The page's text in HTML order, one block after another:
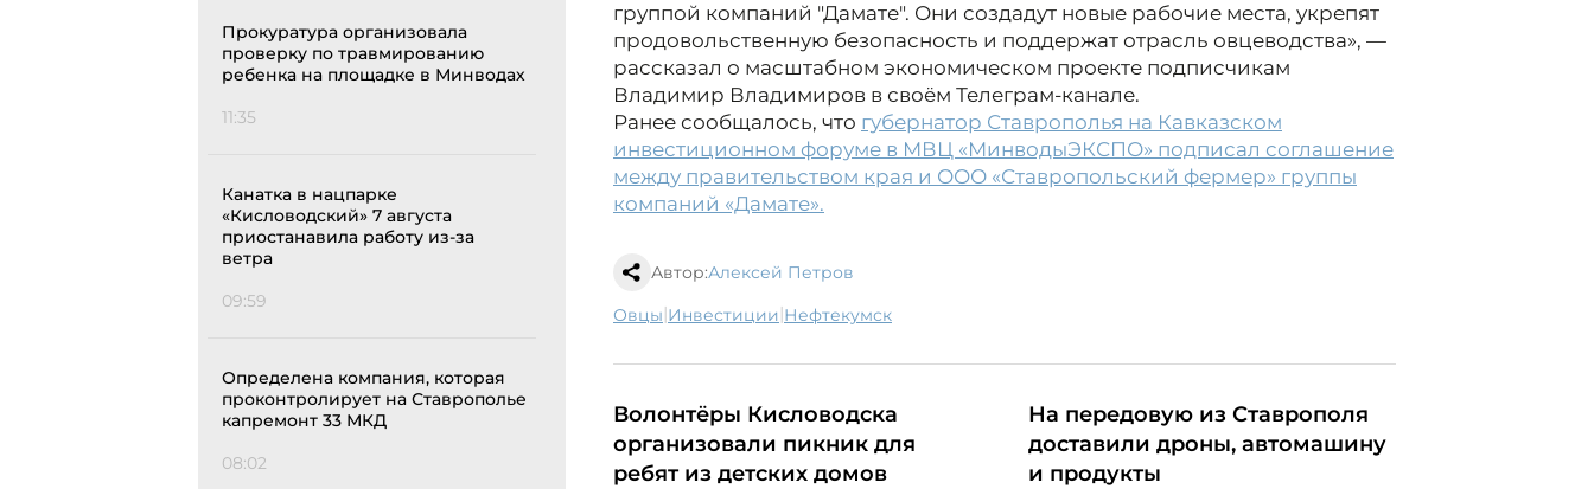
Прокуратура организовала
проверку по травмированию
ребенка на площадке в Минводах
11:35
Канатка в нацпарке
«Кисловодский» 7 августа
приостанавила работу из-за
ветра
09:59
Определена компания, которая
проконтролирует на Ставрополье
капремонт 33 МКД
08:02
группой компаний "Дамате". Они создадут новые рабочие места, укрепят
продовольственную безопасность и поддержат отрасль овцеводства», —
рассказал о масштабном экономическом проекте подписчикам
Владимир Владимиров в своём Телеграм-канале.
Ранее сообщалось, что губернатор Ставрополья на Кавказском
инвестиционном форуме в МВЦ «МинводыЭКСПО» подписал соглашение
между правительством края и ООО «Ставропольский фермер» группы
компаний «Дамате».
Автор:Алексей Петров
овцы| инвестиции| Нефтекумск
Волонтёры Кисловодска
организовали пикник для
ребят из детских домов
На передовую из Ставрополя
доставили дроны, автомашину
и продукты